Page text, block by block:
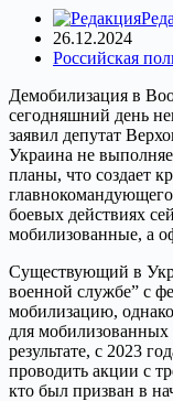
26.12.2024
Российская
Демобилизация в
сегодняшний день
заявил депутат
Украина не
планы, что создает
боевых действиях
мобилизованные, а
Существующий в
военной службе” с
мобилизацию,
для
результате, с 2023
проводить акции с
кто был призван в